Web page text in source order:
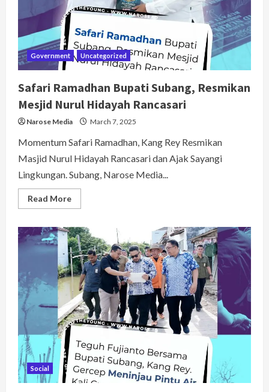
Government Uncategorized
Safari Ramadhan Bupati Subang, Resmikan
Mesjid Nurul Hidayah Rancasari
Narose Media March 7, 2025
Momentum Safari Ramadhan, Kang Rey Resmikan
Masjid Nurul Hidayah Rancasari dan Ajak Sayangi
Lingkungan. Subang, Narose Media...
Read MoreRead
more
Ramadhan Bupati
Subang,
Resmikan
Mesjid
Nurul
Hidayah
Rancasari
Social